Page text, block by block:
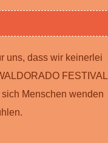
uns, dass wir keinerlei
FESTIVAL
Menschen wenden